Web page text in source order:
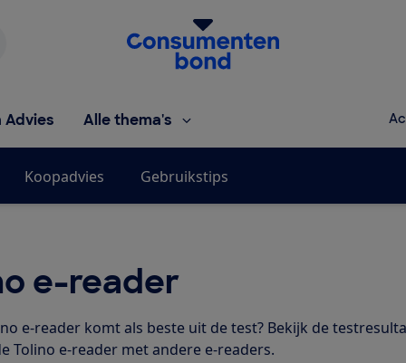
Homepage van de Consumentenbond
Advies Alle thema's
Koopadvies Gebruikstips
e-reader
e-reader komt als beste uit de test? Bekijk de
Tolino e-reader met andere e-readers.